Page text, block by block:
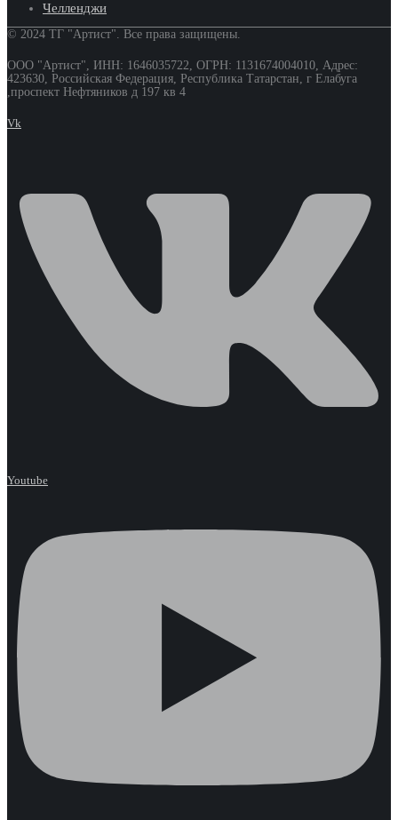
Челленджи
© 2024 ТГ "Артист". Все права защищены.
ООО "Артист", ИНН: 1646035722, ОГРН: 1131674004010, Адрес:
423630, Российская Федерация, Республика Татарстан, г Елабуга
,проспект Нефтяников д 197 кв 4
Vk
Youtube